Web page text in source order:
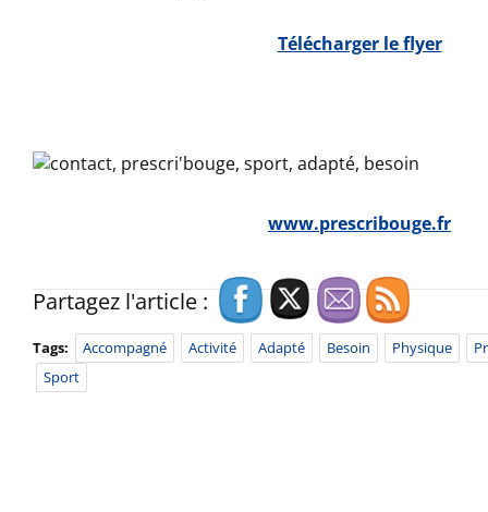
Télécharger le flyer
www.prescribouge.fr
Partagez l'article :
Tags: Accompagné Activité Adapté Besoin Physique
Sport